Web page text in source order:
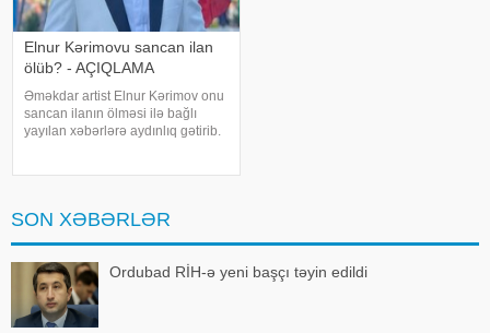
Elnur Kərimovu sancan ilan
ölüb? - AÇIQLAMA
Əməkdar artist Elnur Kərimov onu
sancan ilanın ölməsi ilə bağlı
yayılan xəbərlərə aydınlıq gətirib.
SON XƏBƏRLƏR
Ordubad RİH-ə yeni başçı təyin edildi